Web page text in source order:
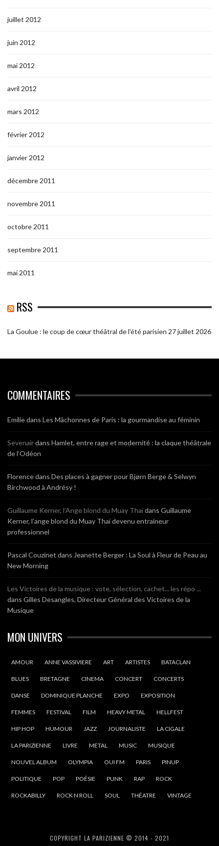
juillet 2012
juin 2012
mai 2012
avril 2012
mars 2012
février 2012
janvier 2012
décembre 2011
novembre 2011
octobre 2011
septembre 2011
mai 2011
RSS
La Goulue : le coup de cœur théâtral de l’été parisien 27 juillet 2026
COMMENTAIRES
Emiliedans Les Mâchonnes de Paris : la gourmandise au féminin
Sevenairdans Hamlet, entre rage et modernité : la claque théâtrale
de l’Odéon
Florencedans Des places à gagner pour Bjørn Berge & Selwyn
Birchwood à Andrésy !
Guillaume Kerner, l’Ange blond du Muay Thaïdans Guillaume
Kerner, l’ange blond du Muay Thaï devenu entraineur
professionnel
Pascal Couzinet dans Jeanette Berger : La Soul à Fleur de Peau au
New Morning
Les Victoires de la musique : vote, sélection, cachet... les répo ...
dans Gilles Desangles, Directeur Général des Victoires de la
Musique
MON UNIVERS
AMOUR ANNE VASSIVIERE ART ARTISTES BATACLAN
BLUES BRETAGNE CINEMA CONCERT CONCERTS
DANSE DOMINIQUE PLANCHE EXPO EXPOSITION
FEMMES FESTIVAL FILM HEAVY METAL HELLFEST
HIP HOP HUMOUR JAZZ JOURNALISTE LA CIGALE
LA PARIZIENNE LIVRE METAL MUSIC MUSIQUE
NOUVEL ALBUM OLYMPIA OUI FM PARIS PINUP
POLITIQUE POP POÉSIE PUNK RAP ROCK
ROCKABILLY ROCK N ROLL SOUL THÉATRE VINTAGE
COPYRIGHT LA PARIZIENNE © 2014 - 2021